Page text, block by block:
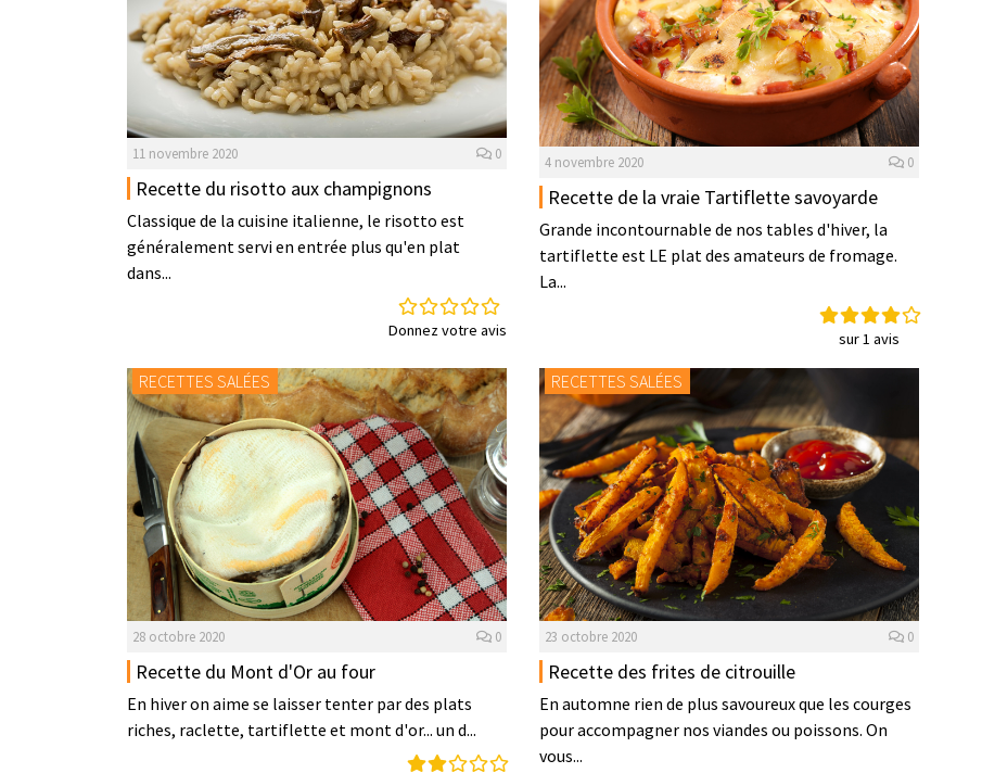
11 novembre 2020 0
Recette du risotto aux champignons
Classique de la cuisine italienne, le risotto est
généralement servi en entrée plus qu'en plat
dans...
Donnez votre avis
4 novembre 2020 0
Recette de la vraie Tartiflette savoyarde
Grande incontournable de nos tables d'hiver, la
tartiflette est LE plat des amateurs de fromage.
La...
sur 1 avis
RECETTES SALÉES
28 octobre 2020 0
Recette du Mont d'Or au four
En hiver on aime se laisser tenter par des plats
riches, raclette, tartiflette et mont d'or... un d...
RECETTES SALÉES
23 octobre 2020 0
Recette des frites de citrouille
En automne rien de plus savoureux que les courges
pour accompagner nos viandes ou poissons. On
vous...